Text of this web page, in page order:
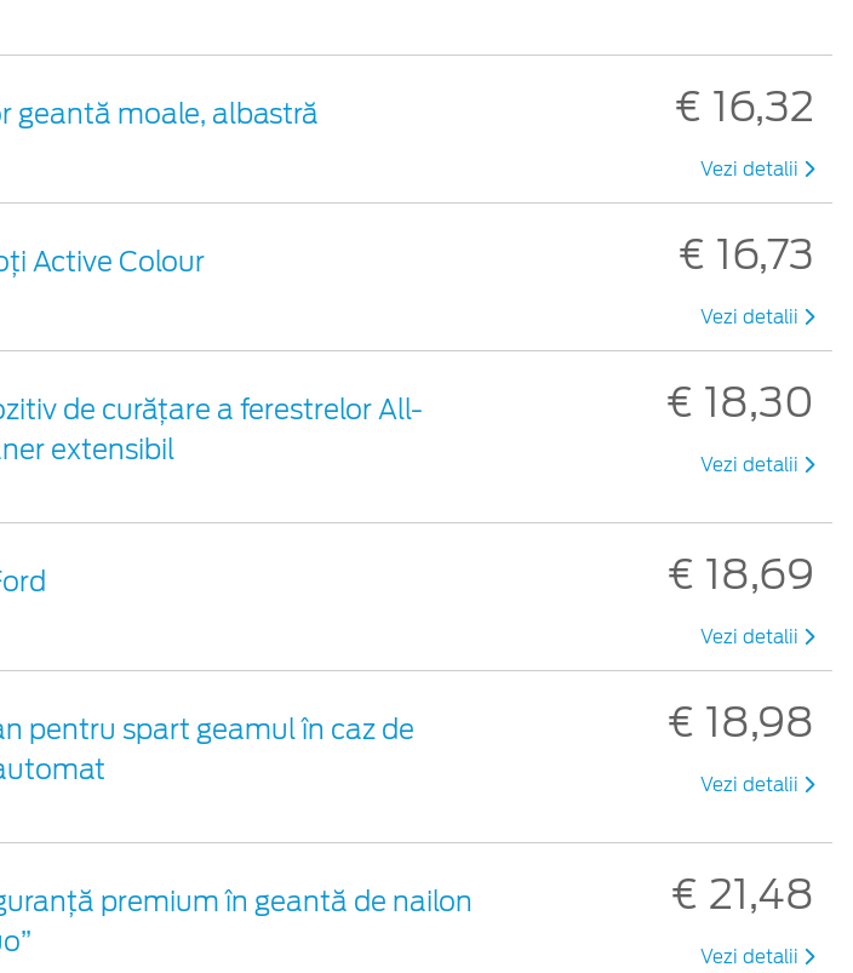
geantă moale, albastră € 16,32
Vezi detalii
Active Colour € 16,73
Vezi detalii
de curățare a ferestrelor All-
extensibil
€ 18,30
Vezi detalii
€ 18,69
Vezi detalii
pentru spart geamul în caz de
€ 18,98
Vezi detalii
premium în geantă de nailon
€ 21,48
Vezi detalii